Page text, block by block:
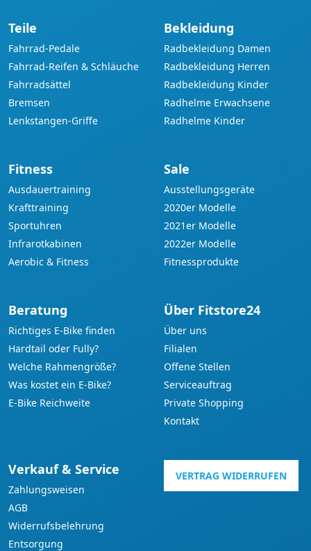
Teile
Fahrrad-Pedale
Fahrrad-Reifen & Schläuche
Fahrradsättel
Bremsen
Lenkstangen-Griffe
Bekleidung
Radbekleidung Damen
Radbekleidung Herren
Radbekleidung Kinder
Radhelme Erwachsene
Radhelme Kinder
Fitness
Ausdauertraining
Krafttraining
Sportuhren
Infrarotkabinen
Aerobic & Fitness
Sale
Ausstellungsgeräte
2020er Modelle
2021er Modelle
2022er Modelle
Fitnessprodukte
Beratung
Richtiges E-Bike finden
Hardtail oder Fully?
Welche Rahmengröße?
Was kostet ein E-Bike?
E-Bike Reichweite
Über Fitstore24
Über uns
Filialen
Offene Stellen
Serviceauftrag
Private Shopping
Kontakt
Verkauf & Service
Zahlungsweisen
AGB
Widerrufsbelehrung
Entsorgung
VERTRAG WIDERRUFEN